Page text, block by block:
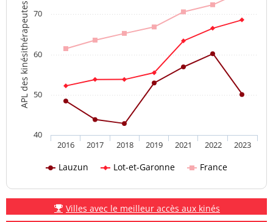
APL des kinésithérapeutes
Lauzun Lot-et-Garonne France
2016 2017 2018 2019 2021 2022 2023
40
50
60
70
Villes avec le meilleur accès aux kinés